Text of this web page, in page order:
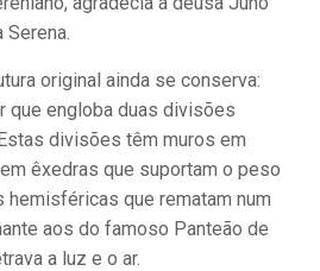
Serena.
original ainda se conserva:
que engloba duas divisões
divisões têm muros em
êxedras que suportam o peso
hemisféricas que rematam num
aos do famoso Panteão de
a luz e o ar.